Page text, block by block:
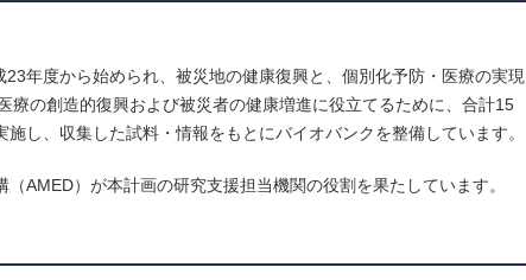
年度から始められ、被災地の健康復興と、個別化予防・医療の実現
の創造的復興および被災者の健康増進に役立てるために、合計15
し、収集した試料・情報をもとにバイオバンクを整備しています。
AMED）が本計画の研究支援担当機関の役割を果たしています。